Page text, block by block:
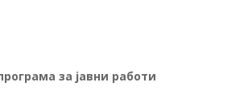
за јавни работи